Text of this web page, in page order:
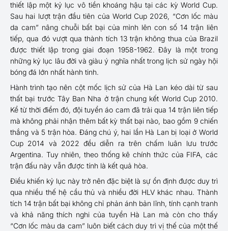
thiết lập một kỷ lục vô tiền khoáng hậu tại các kỳ World Cup.
Sau hai lượt trận đầu tiên của World Cup 2026, “Cơn lốc màu
da cam” nâng chuỗi bất bại của mình lên con số 14 trận liên
tiếp, qua đó vượt qua thành tích 13 trận không thua của Brazil
được thiết lập trong giai đoạn 1958-1962. Đây là một trong
những kỷ lục lâu đời và giàu ý nghĩa nhất trong lịch sử ngày hội
bóng đá lớn nhất hành tinh.
Hành trình tạo nên cột mốc lịch sử của Hà Lan kéo dài từ sau
thất bại trước Tây Ban Nha ở trận chung kết World Cup 2010.
Kể từ thời điểm đó, đội tuyển áo cam đã trải qua 14 trận liên tiếp
mà không phải nhận thêm bất kỳ thất bại nào, bao gồm 9 chiến
thắng và 5 trận hòa. Đáng chú ý, hai lần Hà Lan bị loại ở World
Cup 2014 và 2022 đều diễn ra trên chấm luân lưu trước
Argentina. Tuy nhiên, theo thống kê chính thức của FIFA, các
trận đấu này vẫn được tính là kết quả hòa.
Điều khiến kỷ lục này trở nên đặc biệt là sự ổn định được duy trì
qua nhiều thế hệ cầu thủ và nhiều đời HLV khác nhau. Thành
tích 14 trận bất bại không chỉ phản ánh bản lĩnh, tính cạnh tranh
và khả năng thích nghi của tuyển Hà Lan mà còn cho thấy
“Cơn lốc màu da cam” luôn biết cách duy trì vị thế của một thế